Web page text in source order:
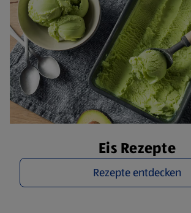
Eis Rezepte
Rezepte entdecken